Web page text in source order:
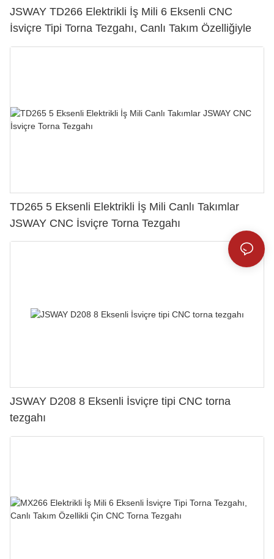
JSWAY TD266 Elektrikli İş Mili 6 Eksenli CNC
İsviçre Tipi Torna Tezgahı, Canlı Takım Özelliğiyle
TD265 5 Eksenli Elektrikli İş Mili Canlı Takımlar
JSWAY CNC İsviçre Torna Tezgahı
JSWAY D208 8 Eksenli İsviçre tipi CNC torna
tezgahı